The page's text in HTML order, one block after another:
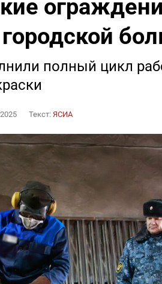
полный цикл
Текст: ЯСИА